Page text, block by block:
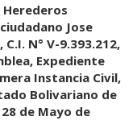
Herederos
Jose
C.I. N° V-9.393.212,
Expediente
Instancia Civil,
Bolivariano de
28 de Mayo de